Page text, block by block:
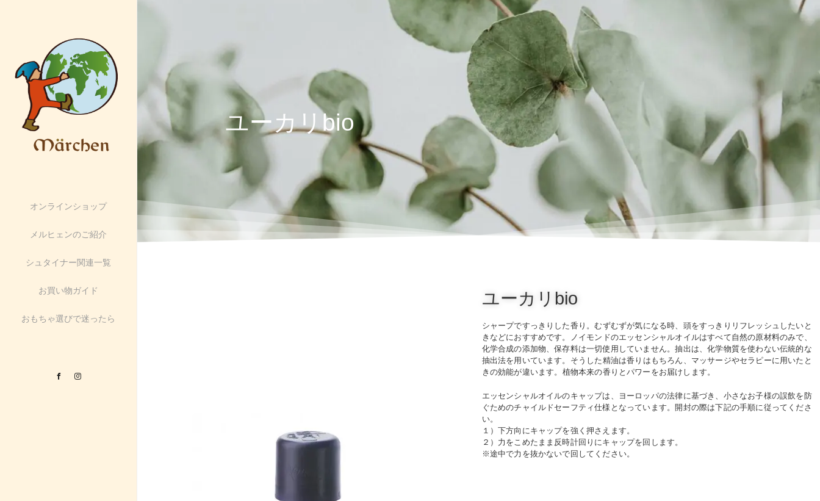
オンラインショップ
メルヒェンのご紹介
シュタイナー関連一覧
お買い物ガイド
おもちゃ選びで迷ったら
Facebook
ユーカリbio
ユーカリbio
シャープですっきりした香り。むずむずが気になる時、頭をすっきりリフレッシュしたいと
きなどにおすすめです。
ノイモンドのエッセンシャルオイルはすべて自然の原材料のみで、
化学合成の添加物、保存料は一切使用していません。抽出は、化学物質を使わない伝統的な
抽出法を用いています。 そうした精油は香りはもちろん、マッサージやセラピーに用いたと
きの効能が違います。 植物本来の香りとパワーをお届けします。
エッセンシャルオイルのキャップは、ヨーロッパの法律に基づき、小さなお子様の誤飲を防
ぐためのチャイルドセーフティ仕様となっています。開封の際は下記の手順に従ってくださ
い。
１）下方向にキャップを強く押さえます。
２）力をこめたまま反時計回りにキャップを回します。
※途中で力を抜かないで回してください。